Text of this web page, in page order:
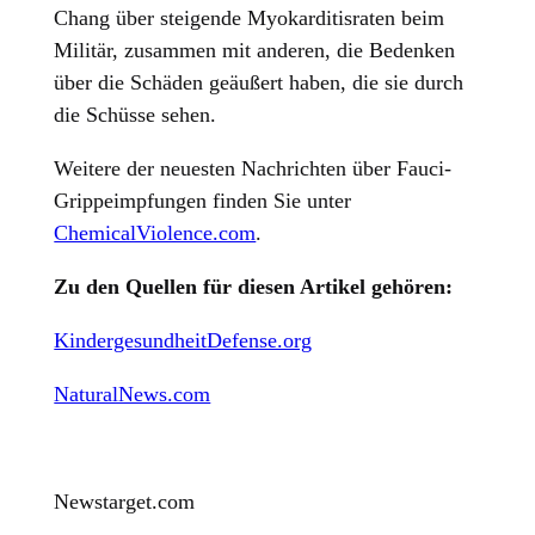
Chang über steigende Myokarditisraten beim
Militär, zusammen mit anderen, die Bedenken
über die Schäden geäußert haben, die sie durch
die Schüsse sehen.
Weitere der neuesten Nachrichten über Fauci-
Grippeimpfungen finden Sie unter
ChemicalViolence.com.
Zu den Quellen für diesen Artikel gehören:
KindergesundheitDefense.org
NaturalNews.com
Newstarget.com